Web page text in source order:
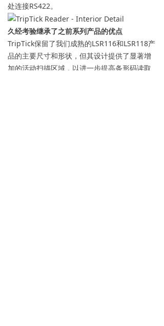
处连接RS422。
久经考验继承了之前系列产品的优点
TripTick保留了我们成熟的LSR116和LSR118产
品的主要尺寸和形状，但其设计提供了显著增
加的活动扫描区域，以进一步提高条形码读取